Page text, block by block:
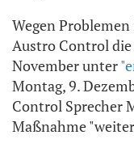
Wegen
Austro Control
November unter
Montag, 9.
Control Sprecher
Maßnahme